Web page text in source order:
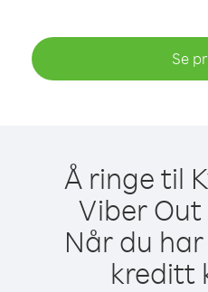
Se
Å ringe til
Viber
Når du
kreditt